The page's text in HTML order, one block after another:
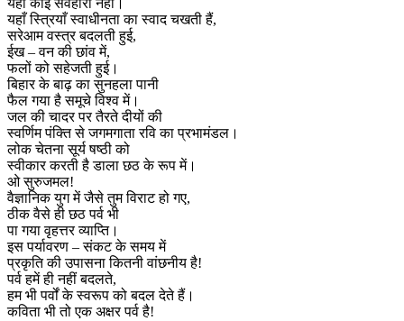
यहाँ कोई सर्वहारा नहीं।
यहाँ स्त्रियाँ स्वाधीनता का स्वाद चखती हैं,
सरेआम वस्त्र बदलती हुई,
ईख – वन की छांव में,
फलों को सहेजती हुई।
बिहार के बाढ़ का सुनहला पानी
फैल गया है समूचे विश्व में।
जल की चादर पर तैरते दीयों की
स्वर्णिम पंक्ति से जगमगाता रवि का प्रभामंडल।
लोक चेतना सूर्य षष्ठी को
स्वीकार करती है डाला छठ के रूप में।
ओ सुरुजमल!
वैज्ञानिक युग में जैसे तुम विराट हो गए,
ठीक वैसे ही छठ पर्व भी
पा गया वृहत्तर व्याप्ति।
इस पर्यावरण – संकट के समय में
प्रकृति की उपासना कितनी वांछनीय है!
पर्व हमें ही नहीं बदलते,
हम भी पर्वों के स्वरूप को बदल देते हैं।
कविता भी तो एक अक्षर पर्व है!